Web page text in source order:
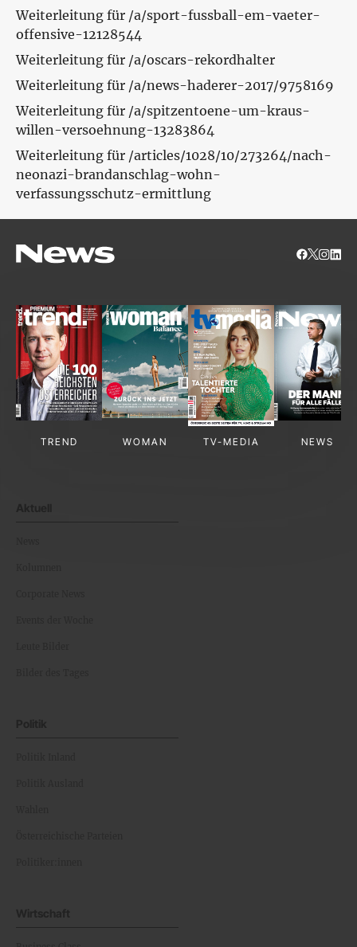
Weiterleitung für /a/sport-fussball-em-vaeter-
offensive-12128544
Weiterleitung für /a/oscars-rekordhalter
Weiterleitung für /a/news-haderer-2017/9758169
Weiterleitung für /a/spitzentoene-um-kraus-
willen-versoehnung-13283864
Weiterleitung für /articles/1028/10/273264/nach-
neonazi-brandanschlag-wohn-
verfassungsschutz-ermittlung
TREND WOMAN TV-MEDIA NEWS